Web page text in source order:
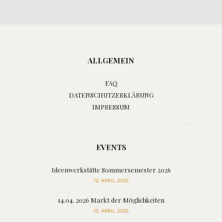
ALLGEMEIN
FAQ
DATENSCHUTZERKLÄRUNG
IMPRESSUM
EVENTS
Ideenwerkstätte Sommersemester 2026
12. APRIL 2026
14.04. 2026 Markt der Möglichkeiten
12. APRIL 2026